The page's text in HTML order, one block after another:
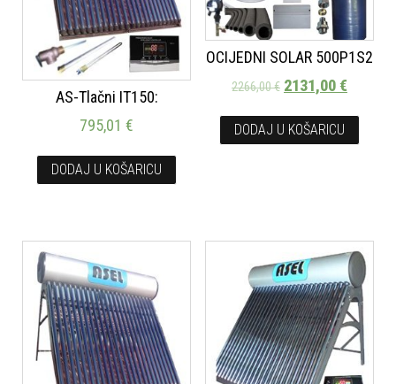
AS-Tlačni IT150:
795,01€
DODAJ U KOŠARICU
OCIJEDNI SOLAR 500P1S2
2266,00€ 2131,00€
DODAJ U KOŠARICU